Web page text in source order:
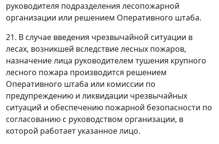
руководителя подразделения лесопожарной
организации или решением Оперативного штаба.
21. В случае введения чрезвычайной ситуации в
лесах, возникшей вследствие лесных пожаров,
назначение лица руководителем тушения крупного
лесного пожара производится решением
Оперативного штаба или комиссии по
предупреждению и ликвидации чрезвычайных
ситуаций и обеспечению пожарной безопасности по
согласованию с руководством организации, в
которой работает указанное лицо.